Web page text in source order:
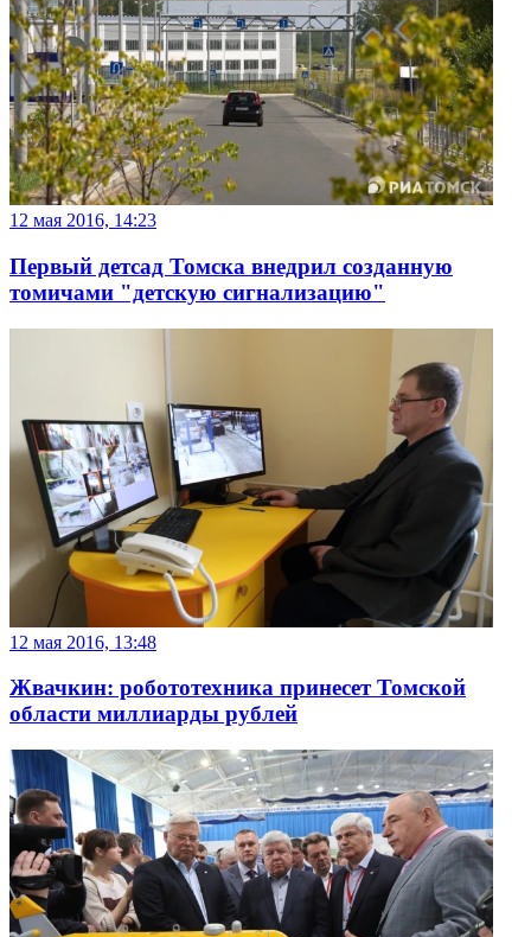
12 мая 2016, 14:23
Первый детсад Томска внедрил созданную
томичами "детскую сигнализацию"
12 мая 2016, 13:48
Жвачкин: робототехника принесет Томской
области миллиарды рублей